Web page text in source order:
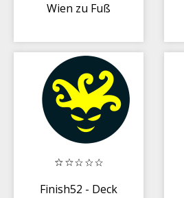
Wien zu Fuß
Finish52 - Deck